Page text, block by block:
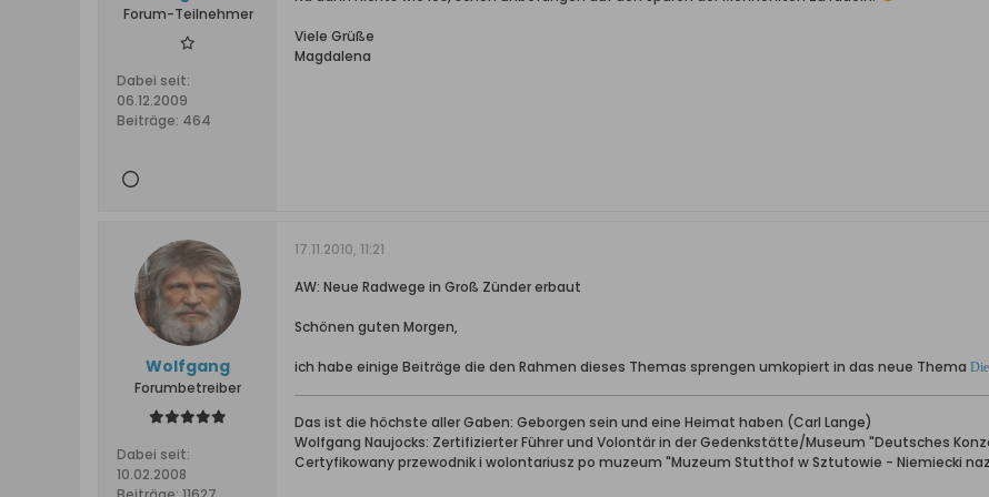
Forum-Teilnehmer
Dabei seit:
06.12.2009
Beiträge: 464
Viele Grüße
Magdalena
Wolfgang
Forumbetreiber
Dabei seit:
10.02.2008
17.11.2010, 11:21
AW: Neue Radwege in Groß Zünder erbaut
Schönen guten Morgen,
ich habe einige Beiträge die den Rahmen dieses Themas sprengen umkopiert in das neue Thema
Das ist die höchste aller Gaben: Geborgen sein und eine Heimat haben (Carl Lange)
Wolfgang Naujocks: Zertifizierter Führer und Volontär in der Gedenkstätte/Museum "Deutsches
Certyfikowany przewodnik i wolontariusz po muzeum "Muzeum Stutthof w Sztutowie - Niemiecki